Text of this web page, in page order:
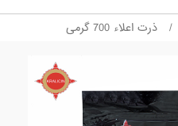
ذرت اعلاء 700 گرمی